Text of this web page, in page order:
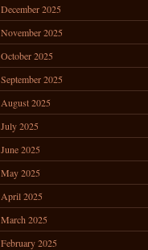
December 2025
November 2025
October 2025
September 2025
August 2025
July 2025
June 2025
May 2025
April 2025
March 2025
February 2025